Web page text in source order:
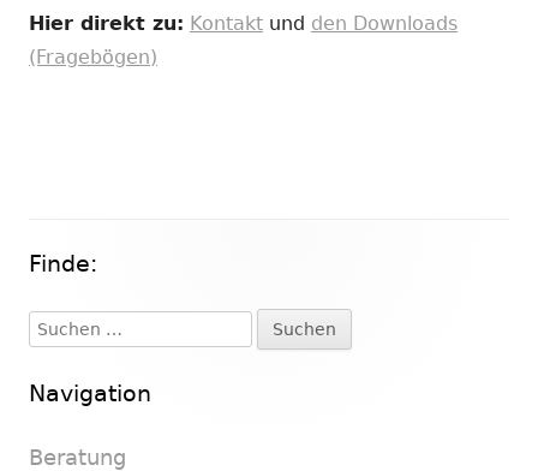
Hier direkt zu: Kontakt und den Downloads
(Fragebögen)
Haupt-
Seitenleiste
Finde:
Suchen
nach:
Navigation
Beratung